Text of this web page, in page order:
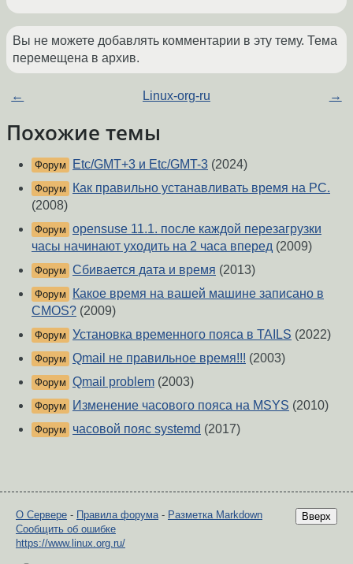
Вы не можете добавлять комментарии в эту тему. Тема
перемещена в архив.
← Linux-org-ru →
Похожие темы
Форум Etc/GMT+3 и Etc/GMT-3 (2024)
Форум
Как правильно устанавливать время на PC.
(2008)
Форум opensuse 11.1. после каждой перезагрузки
часы начинают уходить на 2 часа вперед (2009)
Форум Сбивается дата и время (2013)
Форум
Какое время на вашей машине записано в
CMOS? (2009)
Форум Установка временного пояса в TAILS (2022)
Форум Qmail не правильное время!!! (2003)
Форум Qmail problem (2003)
Форум Изменение часового пояса на MSYS (2010)
Форум часовой пояс systemd (2017)
Вверх
О Сервере - Правила форума- Разметка Markdown
Сообщить об ошибке
https://www.linux.org.ru/